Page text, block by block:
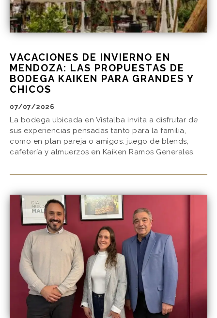
VACACIONES DE INVIERNO EN
MENDOZA: LAS PROPUESTAS DE
BODEGA KAIKEN PARA GRANDES Y
CHICOS
07/07/2026
La bodega ubicada en Vistalba invita a disfrutar de
sus experiencias pensadas tanto para la familia,
como en plan pareja o amigos: juego de blends,
cafetería y almuerzos en Kaiken Ramos Generales.